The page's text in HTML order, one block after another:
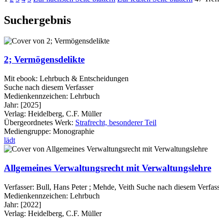
Suchergebnis
2; Vermögensdelikte
Mit ebook: Lehrbuch & Entscheidungen
Suche nach diesem Verfasser
Medienkennzeichen: Lehrbuch
Jahr: [2025]
Verlag: Heidelberg, C.F. Müller
Übergeordnetes Werk: Strafrecht, besonderer Teil
Mediengruppe: Monographie
lädt
Allgemeines Verwaltungsrecht mit Verwaltungslehre
Verfasser: Bull, Hans Peter ; Mehde, Veith Suche nach diesem
Medienkennzeichen: Lehrbuch
Jahr: [2022]
Verlag: Heidelberg, C.F. Müller